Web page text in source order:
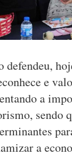
defendeu,
e
a
sendo
a